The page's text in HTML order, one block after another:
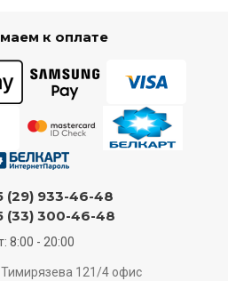
к оплате
(29) 933-46-48
(33) 300-46-48
8:00 - 20:00
Тимирязева 121/4 офис